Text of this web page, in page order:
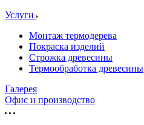
Услуги
Монтаж термодерева
Покраска изделий
Строжка древесины
Термообработка древесины
Галерея
Офис и производство